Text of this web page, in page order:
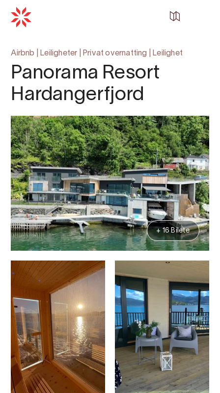
Airbnb Leiligheter Privat overnatting Leilighet
Panorama Resort
Hardangerfjord
+ 16 Bilete